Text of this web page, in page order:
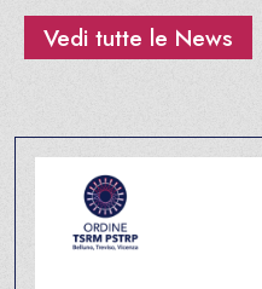
Vedi tutte le News